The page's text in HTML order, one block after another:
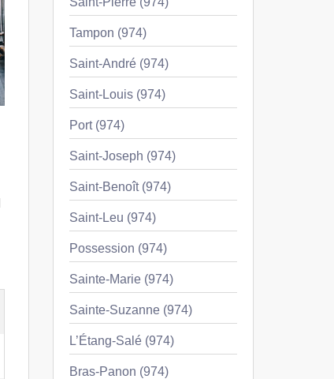
Tampon (974)
Saint-André (974)
Saint-Louis (974)
Port (974)
Saint-Joseph (974)
Saint-Benoît (974)
Saint-Leu (974)
Possession (974)
Sainte-Marie (974)
Sainte-Suzanne (974)
L’Étang-Salé (974)
Bras-Panon (974)